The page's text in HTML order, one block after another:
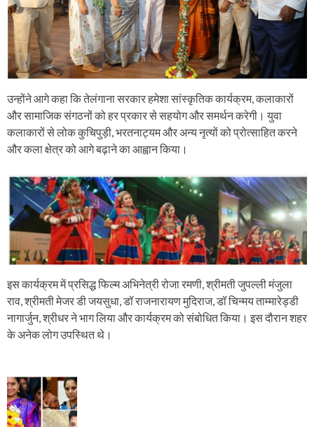
उन्होंने आगे कहा कि तेलंगाना सरकार हमेशा सांस्कृतिक कार्यक्रम, कलाकारों
और सामाजिक संगठनों को हर प्रकार से सहयोग और समर्थन करेगी। युवा
कलाकारों से लोक कुचिपुड़ी, भरतनाट्यम और अन्य नृत्यों को प्रोत्साहित करने
और कला क्षेत्र को आगे बढ़ाने का आह्वान किया।
इस कार्यक्रम में प्रसिद्ध फिल्म अभिनेत्री रोजा रमणी, श्रीमती जुपल्ली मंजुला
राव, श्रीमती मेजर डी जयसुधा, डॉ राजनारायण मुदिराज, डॉ चिन्मय ताम्मारेड्डी
नागार्जुन, श्रीधर ने भाग लिया और कार्यक्रम को संबोधित किया। इस दौरान शहर
के अनेक लोग उपस्थित थे।
P
o